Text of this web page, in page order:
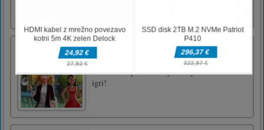
Nina – detektivka
Pomagajte zasebnemu detektivu Nini rešiti
skrivnostni primer v tej neverjetni dekliški
igri!